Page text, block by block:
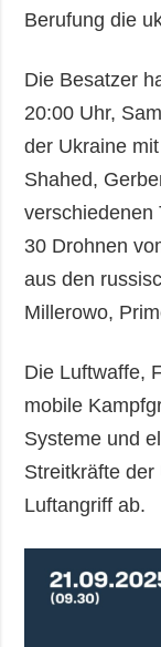
Berufung die
Die Besatzer
20:00 Uhr,
der Ukraine
Shahed,
verschiedenen
30 Drohnen
aus den
Millerowo,
Die Luftwaffe,
mobile
Systeme und
Streitkräfte
Luftangriff ab.